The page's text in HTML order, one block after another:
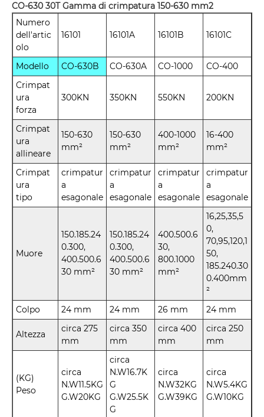
CO-630 30T Gamma di crimpatura 150-630 mm2
Numero
dell'artic
olo
16101 16101A 16101B 16101C
Modello CO-630B CO-630A CO-1000
CO-400
Crimpat
ura
forza
300KN 350KN 550KN 200KN
Crimpat
ura
allineare
150-630
mm²
150-630
mm²
400-1000
mm²
16-400
mm²
Crimpat
ura
tipo
crimpatur
a
esagonale
crimpatur
a
esagonale
crimpatur
a
esagonale
crimpatur
a
esagonale
Muore
150.185.24
0.300,
400.500.6
30 mm²
150.185.24
0.300,
400.500.6
30 mm²
400.500.6
30,
800.1000
mm²
16,25,35,5
0,
70,95,120,1
50,
185.240.30
0.400mm
²
Colpo
24 mm 24 mm 26 mm 24 mm
Altezza
circa 275
mm
circa 350
mm
circa 400
mm
circa 250
mm
(KG)
Peso
circa
N.W11.5KG
G.W20KG
circa
N.W16.7K
G
G.W25.5K
G
circa
N.W32KG
G.W39KG
circa
N.W5.4KG
G.W10KG